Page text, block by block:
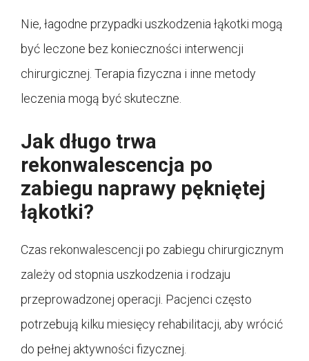
Nie, łagodne przypadki uszkodzenia łąkotki mogą
być leczone bez konieczności interwencji
chirurgicznej. Terapia fizyczna i inne metody
leczenia mogą być skuteczne.
Jak długo trwa
rekonwalescencja po
zabiegu naprawy pękniętej
łąkotki?
Czas rekonwalescencji po zabiegu chirurgicznym
zależy od stopnia uszkodzenia i rodzaju
przeprowadzonej operacji. Pacjenci często
potrzebują kilku miesięcy rehabilitacji, aby wrócić
do pełnej aktywności fizycznej.